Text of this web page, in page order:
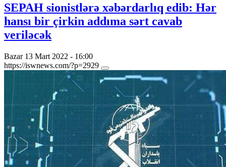
SEPAH sionistlərə xəbərdarlıq edib: Hər
hansı bir çirkin addıma sərt cavab
veriləcək
Bazar 13 Mart 2022 - 16:00
https://iswnews.com/?p=2929